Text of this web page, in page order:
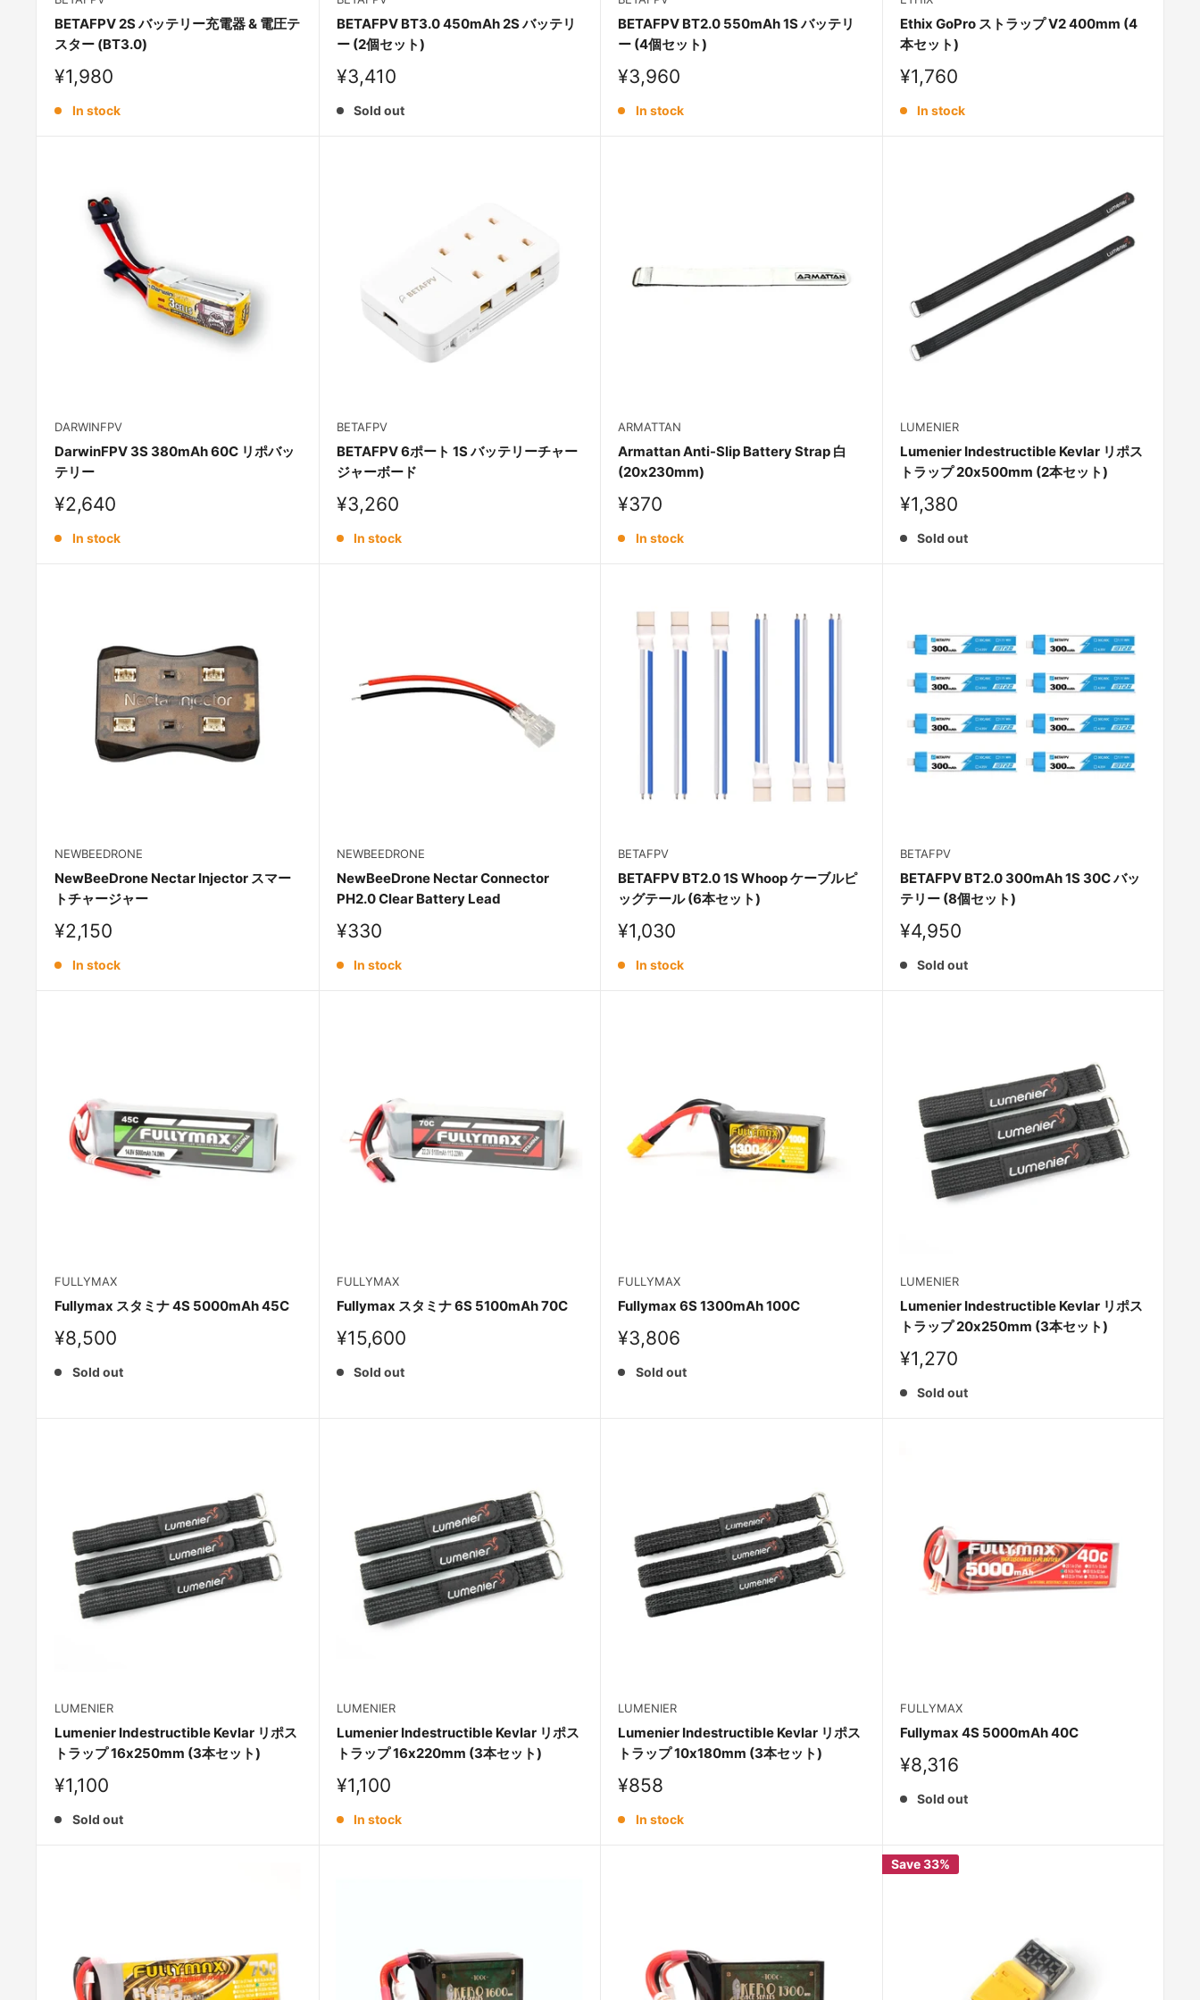
BETAFPV 2S バッテリー充電器 & 電圧テ
スター (BT3.0)
Sale
price
¥1,980
In stock
BETAFPV BT3.0 450mAh 2S バッテリ
ー (2個セット)
Sale
price
¥3,410
Sold out
BETAFPV BT2.0 550mAh 1S バッテリ
ー (4個セット)
Sale
price
¥3,960
In stock
Ethix GoPro ストラップ V2 400mm (4
本セット)
Sale
price
¥1,760
In stock
DARWINFPV
DarwinFPV 3S 380mAh 60C リポバッ
テリー
Sale
price
¥2,640
In stock
BETAFPV
BETAFPV 6ポート 1S バッテリーチャー
ジャーボード
Sale
price
¥3,260
In stock
ARMATTAN
Armattan Anti-Slip Battery Strap 白
(20x230mm)
Sale
¥370
In stock
LUMENIER
Lumenier Indestructible Kevlar リポス
トラップ 20x500mm (2本セット)
Sale
price
¥1,380
Sold out
NEWBEEDRONE
NewBeeDrone Nectar Injector スマー
トチャージャー
Sale
price
¥2,150
In stock
NEWBEEDRONE
NewBeeDrone Nectar Connector
PH2.0 Clear Battery Lead
Sale
¥330
In stock
BETAFPV
BETAFPV BT2.0 1S Whoop ケーブルピ
ッグテール (6本セット)
Sale
price
¥1,030
In stock
BETAFPV
BETAFPV BT2.0 300mAh 1S 30C バッ
テリー (8個セット)
Sale
price
¥4,950
Sold out
FULLYMAX
Fullymax スタミナ 4S 5000mAh 45C
Sale
price
¥8,500
Sold out
FULLYMAX
Fullymax スタミナ 6S 5100mAh 70C
Sale
price
¥15,600
Sold out
FULLYMAX
Fullymax 6S 1300mAh 100C
Sale
price
¥3,806
Sold out
LUMENIER
Lumenier Indestructible Kevlar リポス
トラップ 20x250mm (3本セット)
Sale
price
¥1,270
Sold out
LUMENIER
Lumenier Indestructible Kevlar リポス
トラップ 16x250mm (3本セット)
Sale
price
¥1,100
Sold out
LUMENIER
Lumenier Indestructible Kevlar リポス
トラップ 16x220mm (3本セット)
Sale
price
¥1,100
In stock
LUMENIER
Lumenier Indestructible Kevlar リポス
トラップ 10x180mm (3本セット)
Sale
¥858
In stock
FULLYMAX
Fullymax 4S 5000mAh 40C
Sale
price
¥8,316
Sold out
Save 33%